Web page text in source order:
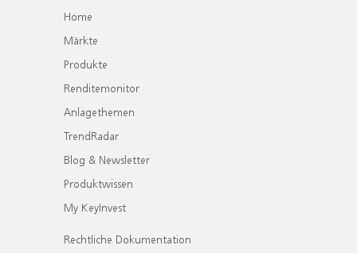
Home
Märkte
Produkte
Renditemonitor
Anlagethemen
TrendRadar
Blog & Newsletter
Produktwissen
My KeyInvest
Rechtliche Dokumentation